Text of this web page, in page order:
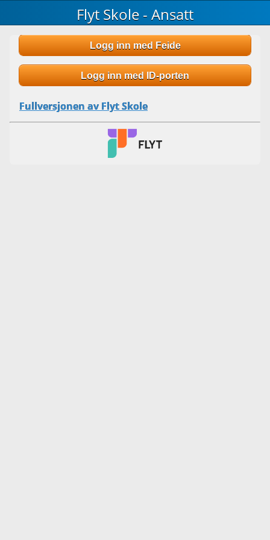
Flyt Skole - Ansatt
Logg inn med Feide
Logg inn med ID-porten
Fullversjonen av Flyt Skole